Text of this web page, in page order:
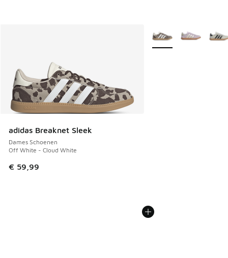
adidas Breaknet Sleek
Dames Schoenen
Off White - Cloud White
€ 59,99
Meer kleuren